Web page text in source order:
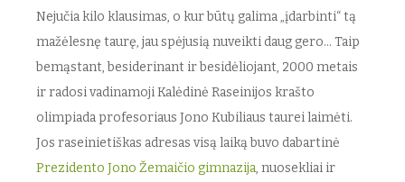
Nejučia kilo klausimas, o kur būtų galima „įdarbinti“ tą
mažėlesnę taurę, jau spėjusią nuveikti daug gero… Taip
bemąstant, besiderinant ir besidėliojant, 2000 metais
ir radosi vadinamoji Kalėdinė Raseinijos krašto
olimpiada profesoriaus Jono Kubiliaus taurei laimėti.
Jos raseinietiškas adresas visą laiką buvo dabartinė
Prezidento Jono Žemaičio gimnazija, nuosekliai ir